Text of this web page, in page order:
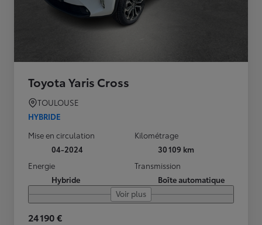
Toyota Yaris Cross
TOULOUSE
HYBRIDE
Mise en circulation
04-2024
Kilométrage
30 109 km
Energie
Hybride
Transmission
Boîte automatique
Voir plus
24 190 €